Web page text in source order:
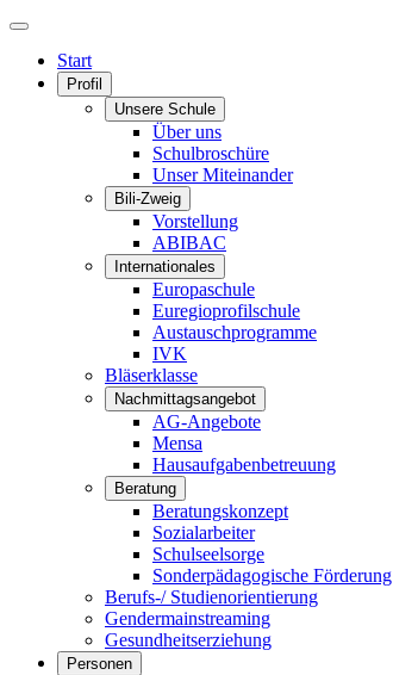
Start
Profil
Unsere Schule
Über uns
Schulbroschüre
Unser Miteinander
Bili-Zweig
Vorstellung
ABIBAC
Internationales
Europaschule
Euregioprofilschule
Austauschprogramme
IVK
Bläserklasse
Nachmittagsangebot
AG-Angebote
Mensa
Hausaufgabenbetreuung
Beratung
Beratungskonzept
Sozialarbeiter
Schulseelsorge
Sonderpädagogische Förderung
Berufs-/ Studienorientierung
Gendermainstreaming
Gesundheitserziehung
Personen